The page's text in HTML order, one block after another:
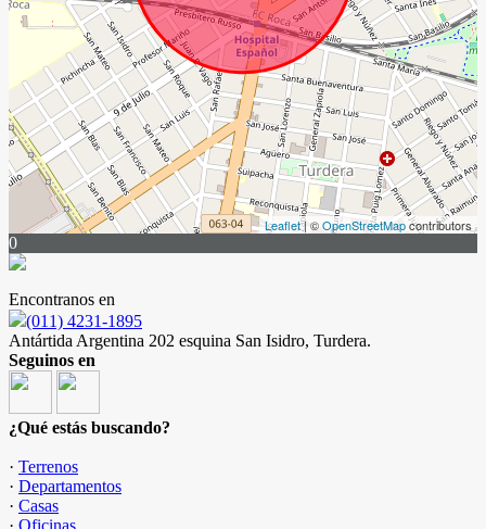
Leaflet| ©OpenStreetMapcontributors
0
Encontranos en
(011) 4231-1895
Antártida Argentina 202 esquina San Isidro, Turdera.
Seguinos en
¿Qué estás buscando?
· Terrenos
· Departamentos
· Casas
· Oficinas